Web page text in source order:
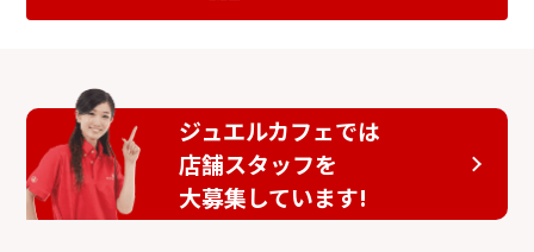
ジュエルカフェでは
店舗スタッフを
大募集しています!